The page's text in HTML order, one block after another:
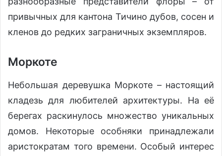
привычных для кантона Тичино дубов, сосен и
кленов до редких заграничных экземпляров.
Моркоте
Небольшая деревушка Моркоте – настоящий
кладезь для любителей архитектуры. На её
берегах раскинулось множество уникальных
домов. Некоторые особняки принадлежали
аристократам того времени. Особый интерес